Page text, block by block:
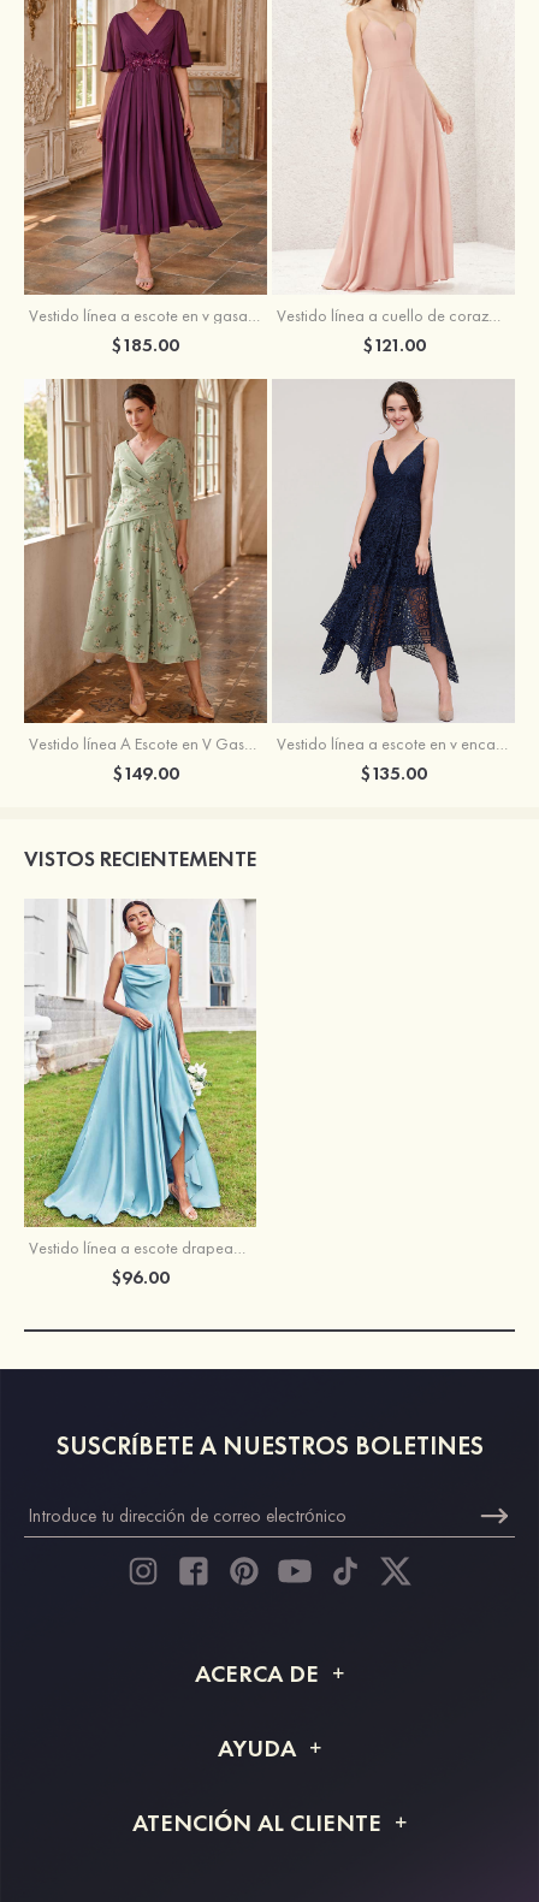
Vestido línea a escote en v gasa hasta la tibia vestido de madrina
$185.00
Vestido línea a cuello de corazón gasa hasta el suelo vestido de dama de honor
$121.00
Vestido línea A Escote en V Gasa Hasta la tibia Vestido de madrina
$149.00
Vestido línea a escote en v encaje hasta la tibia vestido de dama de honor
$135.00
VISTOS RECIENTEMENTE
Vestido línea a escote drapeado satén elástico hasta el suelo vestido de dama de honor
$96.00
SUSCRÍBETE A NUESTROS BOLETINES
ACERCA DE
Información de envío
AYUDA
Devoluciones y reembolsos
ATENCIÓN AL CLIENTE